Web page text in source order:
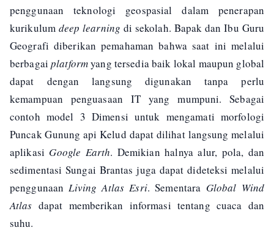
penggunaan teknologi geospasial dalam penerapan
kurikulum deep learning di sekolah. Bapak dan Ibu Guru
Geografi diberikan pemahaman bahwa saat ini melalui
berbagaiplatformyang tersedia baik lokal maupun global
dapat dengan langsung digunakan tanpa perlu
kemampuan penguasaan IT yang mumpuni. Sebagai
contoh model 3 Dimensi untuk mengamati morfologi
Puncak Gunung api Kelud dapat dilihat langsung melalui
aplikasi Google Earth. Demikian halnya alur, pola, dan
sedimentasi Sungai Brantas juga dapat dideteksi melalui
penggunaanLiving Atlas Esri. Sementara Global Wind
Atlas dapat memberikan informasi tentang cuaca dan
suhu.